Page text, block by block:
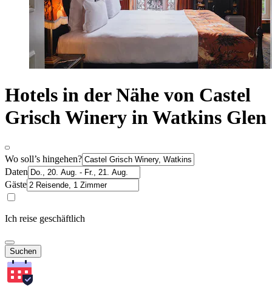
Hotels in der Nähe von Castel
Grisch Winery in Watkins Glen
Wo soll’s hingehen?
Daten
Gäste
Ich reise geschäftlich
Suchen